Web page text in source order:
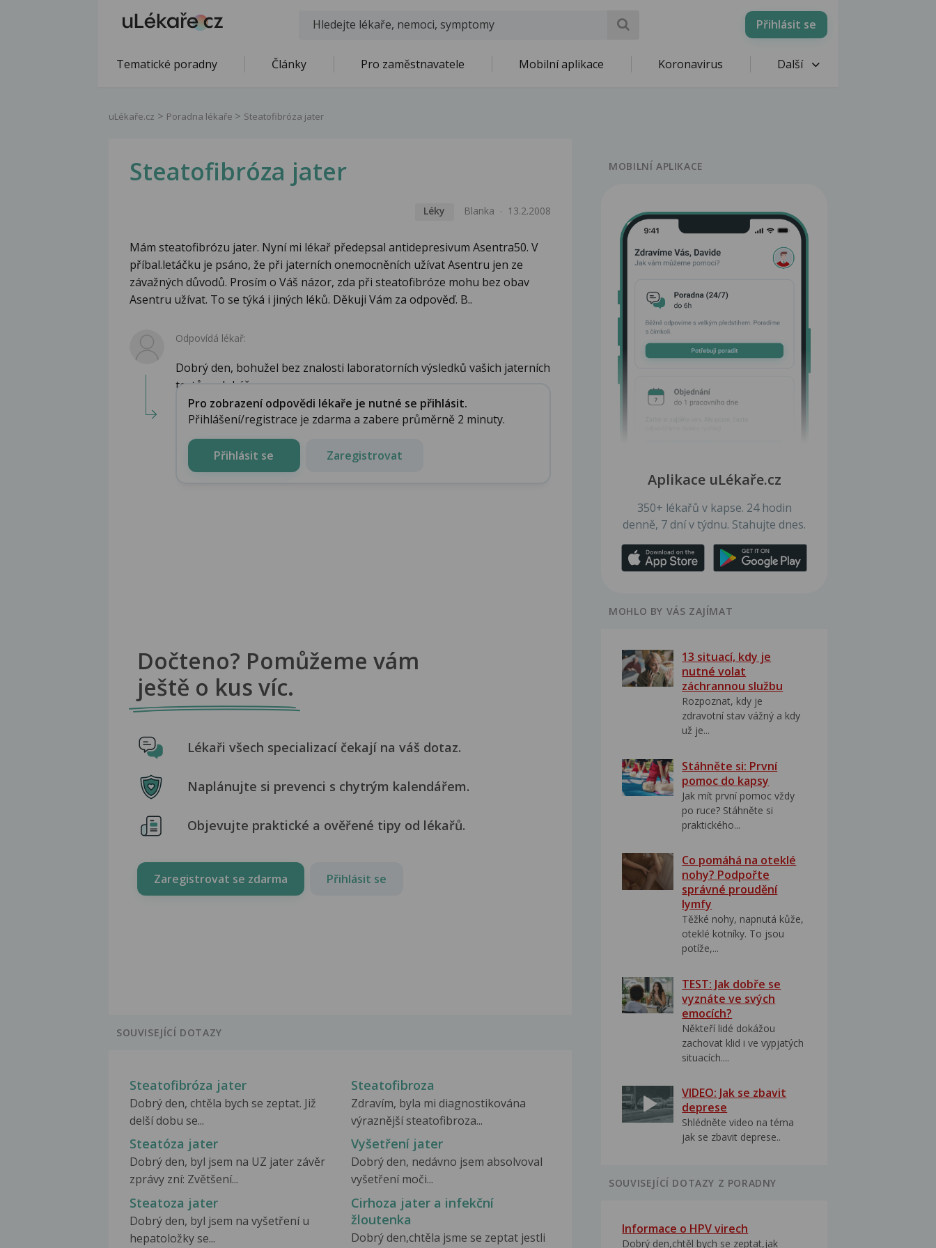
Přihlásit se
Tematické poradny Články Pro zaměstnavatele Mobilní aplikace Koronavirus Další
uLékaře.cz Poradna lékaře Steatofibróza jater
Steatofibróza jater
Léky Blanka 13.2.2008
Mám steatofibrózu jater. Nyní mi lékař předepsal antidepresivum Asentra50. V
příbal.letáčku je psáno, že při jaterních onemocněních užívat Asentru jen ze
závažných důvodů. Prosím o Váš názor, zda při steatofibróze mohu bez obav
Asentru užívat. To se týká i jiných léků. Děkuji Vám za odpověď. B..
Odpovídá lékař:
Dobrý den, bohužel bez znalosti laboratorních výsledků vašich jaterních
testů nedokážu pos...
Pro zobrazení odpovědi lékaře je nutné se přihlásit.
Přihlášení/registrace je zdarma a zabere průměrně 2 minuty.
Přihlásit se Zaregistrovat
Dočteno? Pomůžeme vám
ještě o kus víc.
Lékaři všech specializací čekají na váš dotaz.
Naplánujte si prevenci s chytrým kalendářem.
Objevujte praktické a ověřené tipy od lékařů.
Zaregistrovat se zdarma Přihlásit se
SOUVISEJÍCÍ DOTAZY
Steatofibróza jater
Dobrý den, chtěla bych se zeptat. Již
delší dobu se...
Steatofibroza
Zdravím, byla mi diagnostikována
výraznější steatofibroza...
Steatóza jater
Dobrý den, byl jsem na UZ jater závěr
zprávy zní: Zvětšení...
Vyšetření jater
Dobrý den, nedávno jsem absolvoval
vyšetření moči...
Steatoza jater
Dobrý den, byl jsem na vyšetření u
hepatoložky se...
Cirhoza jater a infekční
žloutenka
Dobrý den,chtěla jsme se zeptat jestli
MOBILNÍ APLIKACE
Aplikace uLékaře.cz
350+ lékařů v kapse. 24 hodin
denně, 7 dní v týdnu. Stahujte dnes.
MOHLO BY VÁS ZAJÍMAT
13 situací, kdy je
nutné volat
záchrannou službu
Rozpoznat, kdy je
zdravotní stav vážný a kdy
už je...
Stáhněte si: První
pomoc do kapsy
Jak mít první pomoc vždy
po ruce? Stáhněte si
praktického...
Co pomáhá na oteklé
nohy? Podpořte
správné proudění
lymfy
Těžké nohy, napnutá kůže,
oteklé kotníky. To jsou
potíže,...
TEST: Jak dobře se
vyznáte ve svých
emocích?
Někteří lidé dokážou
zachovat klid i ve vypjatých
situacích....
VIDEO: Jak se zbavit
deprese
Shlédněte video na téma
jak se zbavit deprese..
SOUVISEJÍCÍ DOTAZY Z PORADNY
Informace o HPV virech
Dobrý den,chtěl bych se zeptat,jak